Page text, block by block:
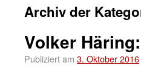
Archiv der
Volker
Publiziert am 3. Oktober 2016